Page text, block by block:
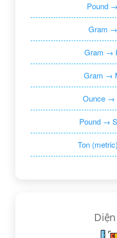
Pound
Gram
Gram →
Gram →
Ounce →
Pound →
Ton